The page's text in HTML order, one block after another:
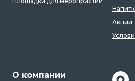
Акции
О компании